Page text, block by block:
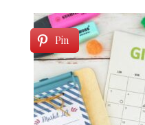
Pin